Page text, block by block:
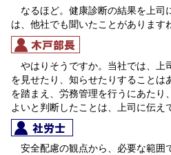
なるほど。健康診断の結果を上司
は、他社でも聞いたことがあります
やはりそうですか。当社では、上
を見せたり、知らせたりすることは
を踏まえ、労務管理を行うにあたり
よいと判断したことは、上司に伝え
安全配慮の観点から、必要な範囲